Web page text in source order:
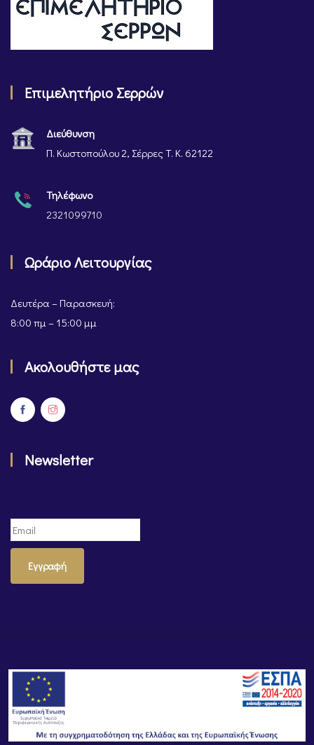
Επιμελητήριο Σερρών
Διεύθυνση
Π. Κωστοπούλου 2, Σέρρες Τ. Κ. 62122
Τηλέφωνο
2321099710
Ωράριο Λειτουργίας
Δευτέρα – Παρασκευή:
8:00 πμ – 15:00 μμ
Ακολουθήστε μας
Newsletter
Εγγραφή